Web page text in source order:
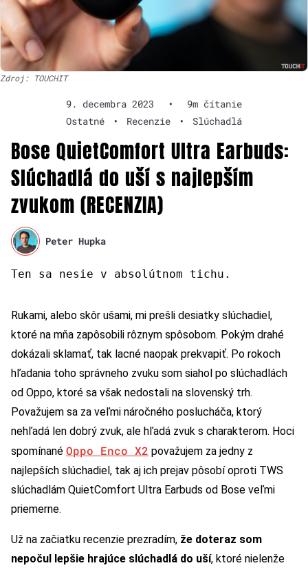
Zdroj: TOUCHIT
9. decembra 2023 •
9m čítanie
Ostatné
• Recenzie • Slúchadlá
Bose QuietComfort Ultra Earbuds:
Slúchadlá do uší s najlepším
zvukom (RECENZIA)
Peter Hupka
Ten sa nesie v absolútnom tichu.
Rukami, alebo skôr ušami, mi prešli desiatky slúchadiel,
ktoré na mňa zapôsobili rôznym spôsobom. Pokým drahé
dokázali sklamať, tak lacné naopak prekvapiť. Po rokoch
hľadania toho správneho zvuku som siahol po slúchadlách
od Oppo, ktoré sa však nedostali na slovenský trh.
Považujem sa za veľmi náročného poslucháča, ktorý
nehľadá len dobrý zvuk, ale hľadá zvuk s charakterom. Hoci
spomínané Oppo Enco X2 považujem za jedny z
najlepších slúchadiel, tak aj ich prejav pôsobí oproti TWS
slúchadlám QuietComfort Ultra Earbuds od Bose veľmi
priemerne.
Už na začiatku recenzie prezradím, že doteraz som
nepočul lepšie hrajúce slúchadlá do uší, ktoré nielenže